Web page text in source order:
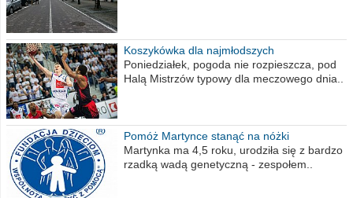
Koszykówka dla najmłodszych
Poniedziałek, pogoda nie rozpieszcza, pod
Halą Mistrzów typowy dla meczowego dnia..
Pomóż Martynce stanąć na nóżki
Martynka ma 4,5 roku, urodziła się z bardzo
rzadką wadą genetyczną - zespołem..